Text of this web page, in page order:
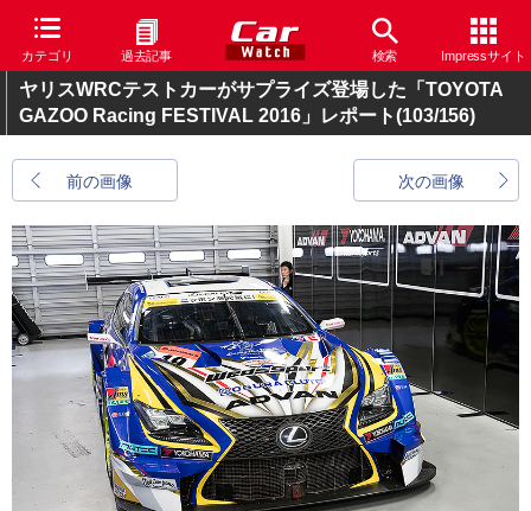
カテゴリ 過去記事 検索 Impressサイト
ヤリスWRCテストカーがサプライズ登場した「TOYOTA
GAZOO Racing FESTIVAL 2016」レポート(103/156)
前の画像 次の画像